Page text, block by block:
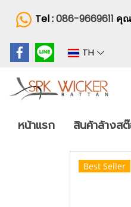
Tel :086-9669611 คุ
TH
หน้าแรก สินค้าล้างส
Best Seller